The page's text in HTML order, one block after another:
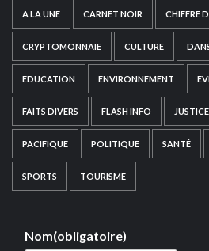
A LA UNE CARNET NOIR CHIFFRE
CRYPTOMONNAIE CULTURE
EDUCATION ENVIRONNEMENT
FAITS DIVERS FLASH INFO JUSTICE
PACIFIQUE POLITIQUE SANTÉ
SPORTS TOURISME
Nom(obligatoire)